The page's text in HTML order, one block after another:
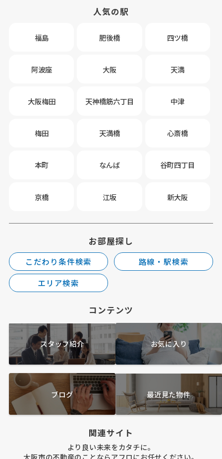
人気の駅
福島 肥後橋 四ツ橋
阿波座 大阪 天満
大阪梅田 天神橋筋六丁目 中津
梅田 天満橋 心斎橋
本町 なんば 谷町四丁目
京橋 江坂 新大阪
お部屋探し
こだわり条件検索
路線・駅検索
エリア検索
コンテンツ
スタッフ紹介 お気に入り
ブログ 最近見た物件
関連サイト
より良い未来をカタチに。
大阪市の不動産のことならアフロにお任せください。